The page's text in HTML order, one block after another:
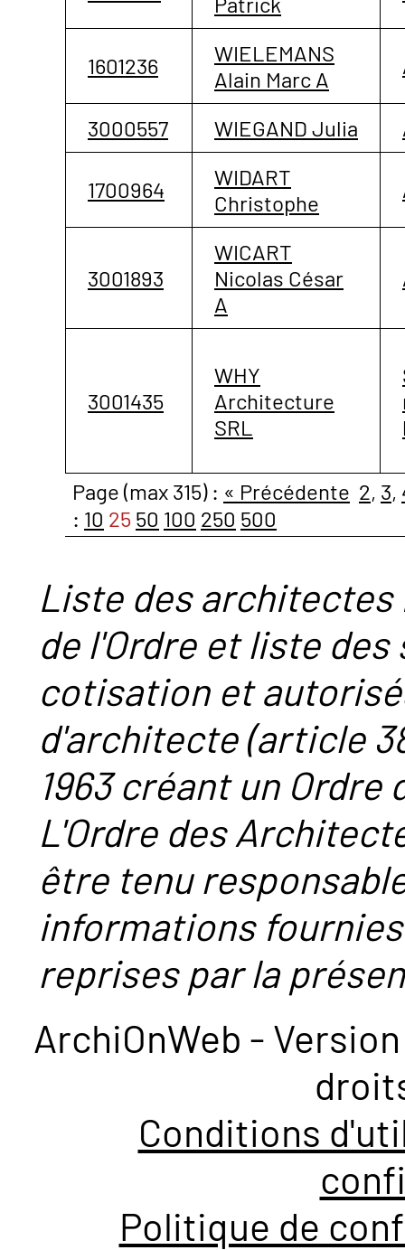
1601236
WIELEMANS
Alain Marc A
3000557 WIEGAND Julia
1700964
WIDART
Christophe
3001893
WICART
Nicolas César
A
3001435
WHY
Architecture
SRL
Page (max 315) : « Précédente 2, 3,
: 10 25 50 100 250 500
Liste des
de l'Ordre et liste
cotisation et
d'architecte (article
1963 créant un
L'Ordre des
être tenu
informations
reprises par la
ArchiOnWeb -
Conditions
Politique de